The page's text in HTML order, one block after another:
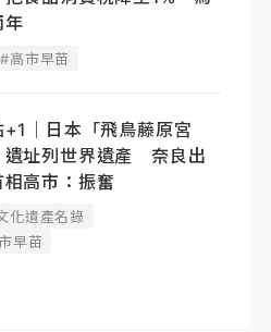
年
#高市早苗
+1｜日本「飛鳥藤原宮
遺址列世界遺產 奈良出
相高市：振奮
化遺產名錄
早苗